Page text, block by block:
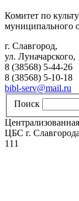
Комитет по
муниципального
г. Славгород,
ул. Луначарского,
8 (38568) 5-44-26
8 (38568) 5-10-18
bibl-serv@mail.ru
Поиск
ЦБС г. Славгорода
111